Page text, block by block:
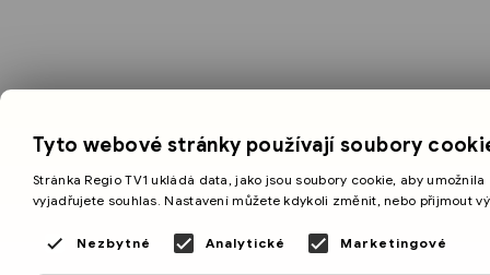
Tyto webové stránky používají soubory
Stránka Regio TV1 ukládá data, jako jsou soubory cookie, aby
vyjadřujete souhlas. Nastavení můžete kdykoli změnit, nebo přijmout
Nezbytné Analytické Marketingové